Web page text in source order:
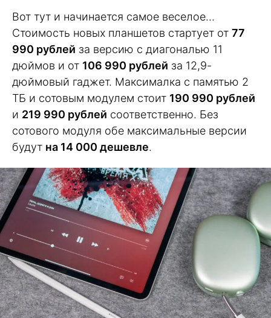
Вот тут и начинается самое веселое…
Стоимость новых планшетов стартует от 77
990 рублей за версию с диагональю 11
дюймов и от 106 990 рублей за 12,9-
дюймовый гаджет. Максималка с памятью 2
ТБ и сотовым модулем стоит 190 990 рублей
и 219 990 рублей соответственно. Без
сотового модуля обе максимальные версии
будут на 14 000 дешевле.